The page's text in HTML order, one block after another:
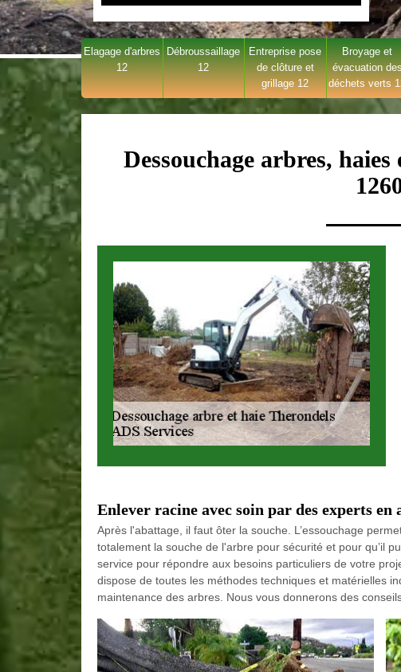
Elagage d'arbres
12
Débroussaillage
12
Entreprise pose
de clôture et
grillage 12
Broyage et
évacuation
déchets verts
Dessouchage arbres,
Enlever racine avec soin par des experts
Après l'abattage, il faut ôter la souche. L’essouchage
totalement la souche de l'arbre pour sécurité et pour qu’il
service pour répondre aux besoins particuliers de votre
dispose de toutes les méthodes techniques et matérielles
maintenance des arbres. Nous vous donnerons des